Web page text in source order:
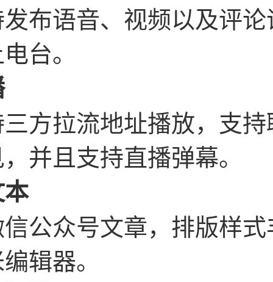
布语音、视频以及评
台。
方拉流地址播放，支
并且支持直播弹幕。
公众号文章，排版样
辑器。